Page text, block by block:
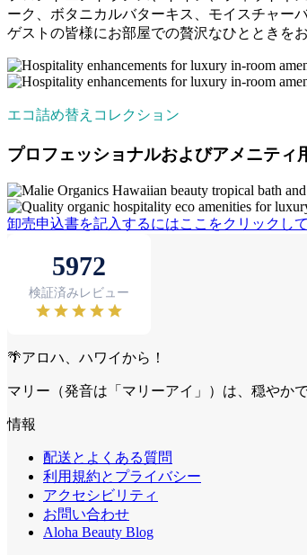
ーク、ボタニカルバターキス、モイスチャー
ゲストの皆様にお部屋での贅沢なひとときを
エコ詰め替えコレクション
プロフェッショナルおよびアメニティ
卸売申込書を記入するにはここをクリックし
🌴アロハ、ハワイから！
マリー（発音は「マリーアイ」）は、穏やか
情報
配送とよくある質問
利用規約とプライバシー
アクセシビリティ
お問い合わせ
Aloha Beauty Blog